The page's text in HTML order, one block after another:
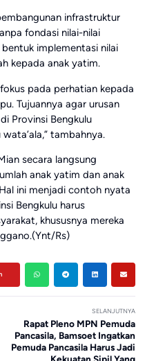
infrastruktur
fondasi nilai-nilai
implementasi nilai
kepada anak yatim.
pada perhatian kepada
Tujuannya agar urusan
Provinsi Bengkulu
tambahnya.
secara langsung
anak yatim dan anak
ini menjadi contoh nyata
Bengkulu harus
khususnya mereka
Rs)
SELANJUTNYA
Rapat Pleno MPN Pemuda
Pancasila, Bamsoet Ingatkan
Pemuda Pancasila Harus Jadi